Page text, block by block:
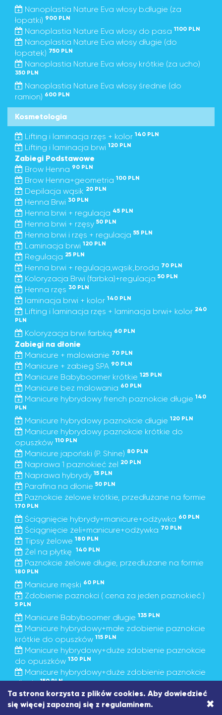
Nanoplastia Nature Eva włosy b.długie (za
łopatki) 900 PLN
Nanoplastia Nature Eva włosy do pasa 1100 PLN
Nanoplastia Nature Eva włosy długie (do
łopatek) 750 PLN
Nanoplastia Nature Eva włosy krótkie (za ucho)
350 PLN
Nanoplastia Nature Eva włosy średnie (do
ramion) 600 PLN
Kosmetologia
Lifting i laminacja rzęs + kolor 140 PLN
Lifting i laminacja brwi 120 PLN
Zabiegi Podstawowe
Brow Henna 90 PLN
Brow Henna+geometria 100 PLN
Depilacja wąsik 20 PLN
Henna Brwi 30 PLN
Henna brwi + regulacja 45 PLN
Henna brwi + rzęsy 50 PLN
Henna brwi i rzęs + regulacja 55 PLN
Laminacja brwi 120 PLN
Regulacja 25 PLN
Henna brwi + regulacja,wąsik,broda 70 PLN
Koloryzacja Brwi (farbka)+regulacja 50 PLN
Henna rzęs 30 PLN
laminacja brwi + kolor 140 PLN
Lifting i laminacja rzęs + laminacja brwi+ kolor 240
PLN
Koloryzacja brwi farbką 60 PLN
Zabiegi na dłonie
Manicure + malowianie 70 PLN
Manicure + zabieg SPA 90 PLN
Manicure Babyboomer krótkie 125 PLN
Manicure bez malowania 60 PLN
Manicure hybrydowy french paznokcie długie 140
PLN
Manicure hybrydowy paznokcie długie 120 PLN
Manicure hybrydowy paznokcie krótkie do
opuszków 110 PLN
Manicure japoński (P. Shine) 80 PLN
Naprawa 1 paznokieć żel 20 PLN
Naprawa hybrydy 15 PLN
Parafina na dłonie 50 PLN
Paznokcie żelowe krótkie, przedłużane na formie
170 PLN
Ściągnięcie hybrydy+manicure+odżywka 60 PLN
Ściągnięcie żeli+manicure+odżywka 70 PLN
Tipsy żelowe 180 PLN
Żel na płytkę 140 PLN
Paznokcie żelowe długie, przedłużane na formie
180 PLN
Manicure męski 60 PLN
Zdobienie paznokci ( cena za jeden paznokieć )
5 PLN
Manicure Babyboomer długie 135 PLN
Manicure hybrydowy+małe zdobienie paznokcie
krótkie do opuszków 115 PLN
Manicure hybrydowy+duże zdobienie paznokcie
do opuszków 130 PLN
Manicure hybrydowy+duże zdobienie paznokcie
długie150 PLN
Manicure hybrydowy+małe zdobienie paznokcie
długie125 PLN
Ta strona korzysta z plików cookies. Aby dowiedzieć
się więcej zapoznaj się z regulaminem. ×